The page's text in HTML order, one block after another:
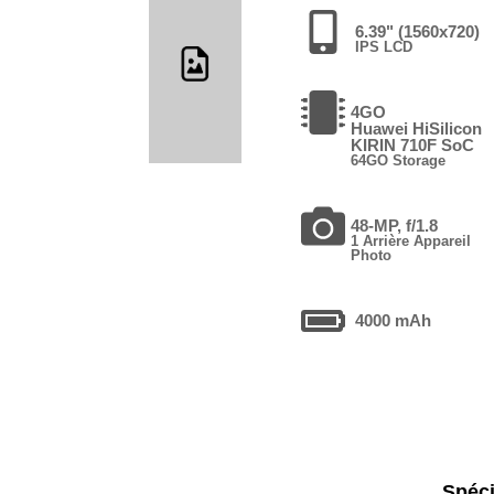
6.39" (1560x720)
IPS LCD
4GO
Huawei HiSilicon
KIRIN 710F SoC
64GO Storage
48-MP, f/1.8
1 Arrière Appareil
Photo
4000 mAh